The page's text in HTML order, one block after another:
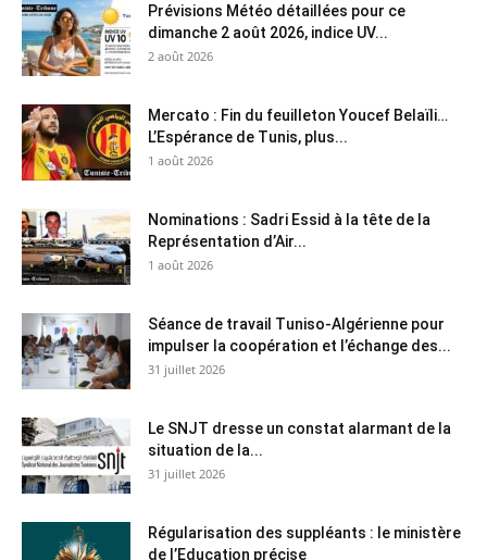
Prévisions Météo détaillées pour ce
dimanche 2 août 2026, indice UV...
2 août 2026
Mercato : Fin du feuilleton Youcef Belaïli…
L’Espérance de Tunis, plus...
1 août 2026
Nominations : Sadri Essid à la tête de la
Représentation d’Air...
1 août 2026
Séance de travail Tuniso-Algérienne pour
impulser la coopération et l’échange des...
31 juillet 2026
Le SNJT dresse un constat alarmant de la
situation de la...
31 juillet 2026
Régularisation des suppléants : le ministère
de l’Education précise